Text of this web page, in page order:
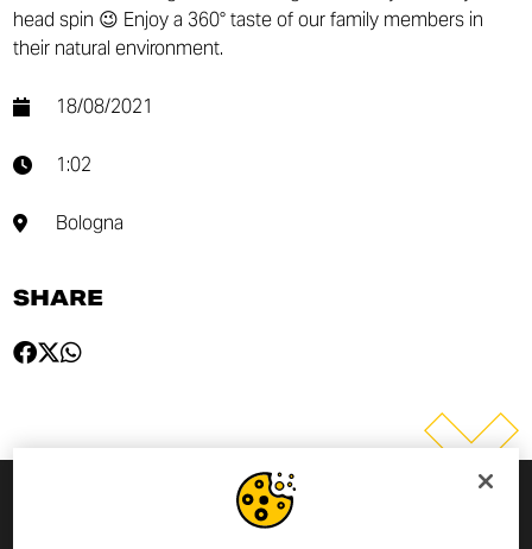
head spin 😉 Enjoy a 360° taste of our family members in
their natural environment.
18/08/2021
1:02
Bologna
SHARE
MELDE DICH ZUM NEWSLETTER